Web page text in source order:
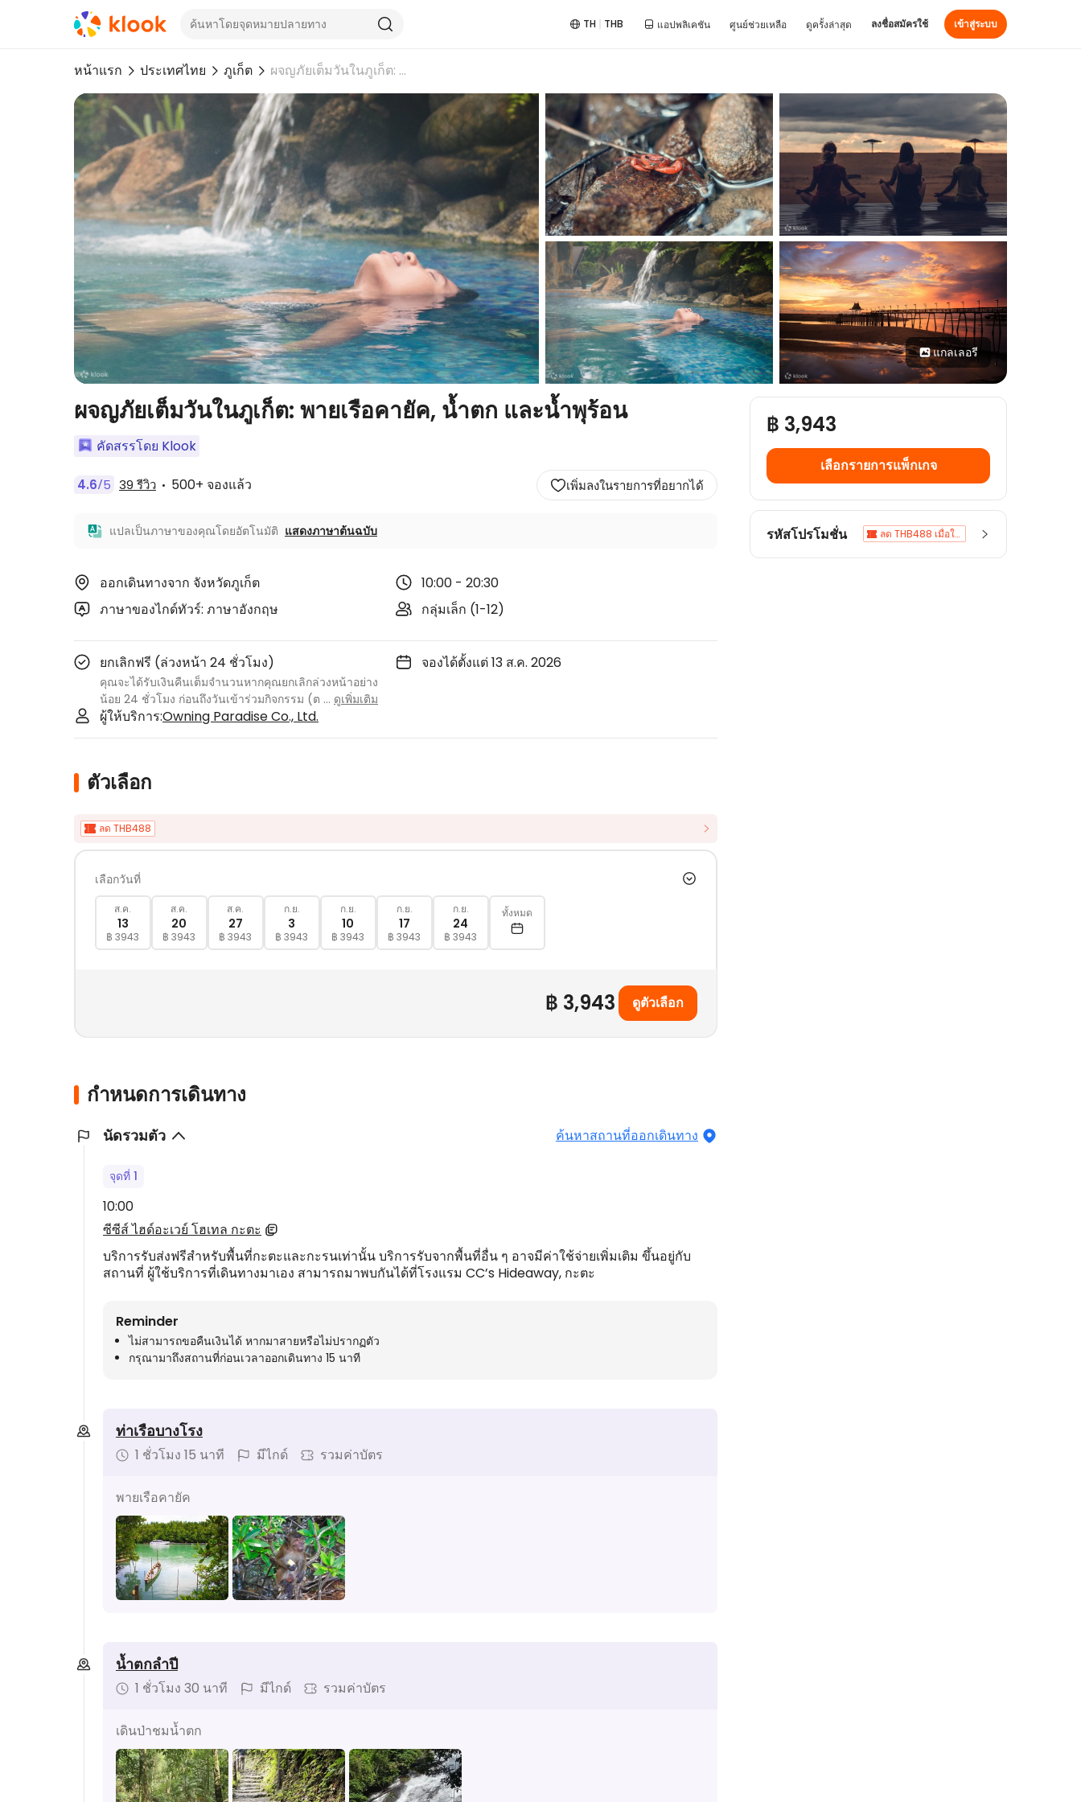
TH THB แอปพลิเคชัน ศูนย์ช่วยเหลือ ดูครั้งล่าสุด ลงชื่อสมัครใช้ เข้าสู่ระบบ
หน้าแรก ประเทศไทย ภูเก็ต ผจญภัยเต็มวันในภูเก็ต: พายเรือคายัค, น้ำตก และน้ำพุร้อน
แกลเลอรี
ผจญภัยเต็มวันในภูเก็ต: พายเรือคายัค, น้ำตก และน้ำพุร้อน
คัดสรรโดย Klook
4.6/5 39 รีวิว 500+ จองแล้ว เพิ่มลงในรายการที่อยากได้
แปลเป็นภาษาของคุณโดยอัตโนมัติ แสดงภาษาต้นฉบับ
ออกเดินทางจาก จังหวัดภูเก็ต
10:00 - 20:30
ภาษาของไกด์ทัวร์: ภาษาอังกฤษ
กลุ่มเล็ก (1-12)
ยกเลิกฟรี (ล่วงหน้า 24 ชั่วโมง)
คุณจะได้รับเงินคืนเต็มจำนวนหากคุณยกเลิกล่วงหน้าอย่าง
น้อย 24 ชั่วโมง ก่อนถึงวันเข้าร่วมกิจกรรม (ต ... ดูเพิ่มเติม
จองได้ตั้งแต่ 13 ส.ค. 2026
ผู้ให้บริการ:Owning Paradise Co., Ltd.
ตัวเลือก
ลด THB488
เลือกวันที่
ส.ค.
13
฿ 3943
ส.ค.
20
฿ 3943
ส.ค.
27
฿ 3943
ก.ย.
3
฿ 3943
ก.ย.
10
฿ 3943
ก.ย.
17
฿ 3943
ก.ย.
24
฿ 3943
ทั้งหมด
฿ 3,943 ดูตัวเลือก
กำหนดการเดินทาง
นัดรวมตัว ค้นหาสถานที่ออกเดินทาง
จุดที่ 1
10:00
ซีซีส์ ไฮด์อะเวย์ โฮเทล กะตะ
บริการรับส่งฟรีสำหรับพื้นที่กะตะและกะรนเท่านั้น บริการรับจากพื้นที่อื่น ๆ อาจมีค่าใช้จ่ายเพิ่มเติม ขึ้นอยู่กับ
สถานที่ ผู้ใช้บริการที่เดินทางมาเอง สามารถมาพบกันได้ที่โรงแรม CC’s Hideaway, กะตะ
Reminder
ไม่สามารถขอคืนเงินได้ หากมาสายหรือไม่ปรากฏตัว
กรุณามาถึงสถานที่ก่อนเวลาออกเดินทาง 15 นาที
ท่าเรือบางโรง
1 ชั่วโมง 15 นาที มีไกด์ รวมค่าบัตร
พายเรือคายัค
น้ำตกลำปี
1 ชั่วโมง 30 นาที มีไกด์ รวมค่าบัตร
เดินป่าชมน้ำตก
฿ 3,943
เลือกรายการแพ็กเกจ
รหัสโปรโมชั่น
ลด THB488 เมื่อใช้จ่ายขั้นต่ำ THB6,000